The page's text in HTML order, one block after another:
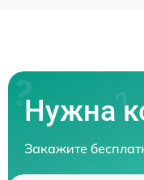
Нужна
Закажите